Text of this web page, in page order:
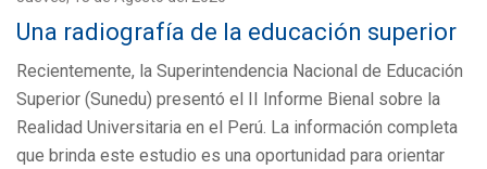
Una radiografía de la educación superior
Recientemente, la Superintendencia Nacional de Educación
Superior (Sunedu) presentó el II Informe Bienal sobre la
Realidad Universitaria en el Perú. La información completa
que brinda este estudio es una oportunidad para orientar